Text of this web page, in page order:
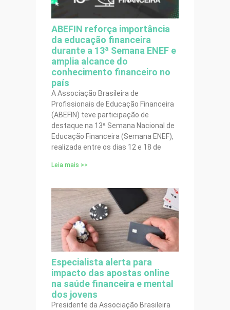
ABEFIN reforça importância
da educação financeira
durante a 13ª Semana ENEF e
amplia alcance do
conhecimento financeiro no
país
A Associação Brasileira de
Profissionais de Educação Financeira
(ABEFIN) teve participação de
destaque na 13ª Semana Nacional de
Educação Financeira (Semana ENEF),
realizada entre os dias 12 e 18 de
Leia mais >>
Especialista alerta para
impacto das apostas online
na saúde financeira e mental
dos jovens
Presidente da Associação Brasileira